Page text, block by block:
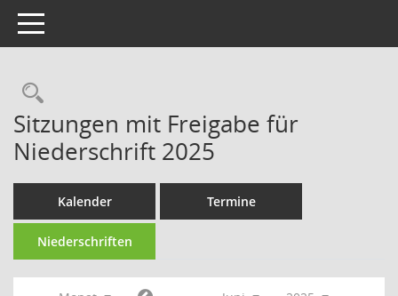
Toggle navigation
Rechercheauswahl
Sitzungen mit Freigabe für
Niederschrift 2025
Kalender Termine
Niederschriften